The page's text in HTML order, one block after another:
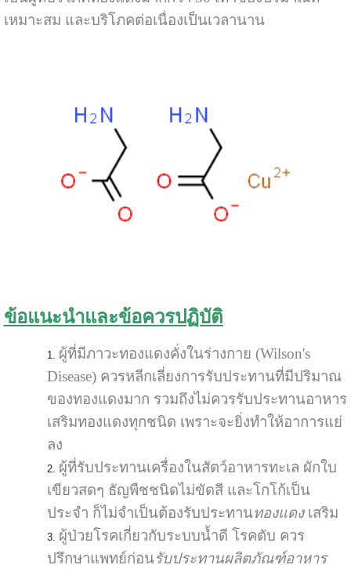
เหมาะสม และบริโภคต่อเนื่องเป็นเวลานาน
ข้อแนะนำและข้อควรปฏิบัติ
ผู้ที่มีภาวะทองแดงคั่งในร่างกาย (Wilson's
Disease) ควรหลีกเลี่ยงการรับประทานที่มีปริมาณ
ของทองแดงมาก รวมถึงไม่ควรรับประทานอาหาร
เสริมทองแดงทุกชนิด เพราะจะยิ่งทำให้อาการแย่
ลง
ผู้ที่รับประทานเครื่องในสัตว์อาหารทะเล ผักใบ
เขียวสดๆ ธัญพืชชนิดไม่ขัดสี และโกโก้เป็น
ประจำ ก็ไม่จำเป็นต้องรับประทานทองแดง เสริม
ผู้ป่วยโรคเกี่ยวกับระบบน้ำดี โรคตับ ควร
ปรึกษาแพทย์ก่อนรับประทานผลิตภัณฑ์อาหาร